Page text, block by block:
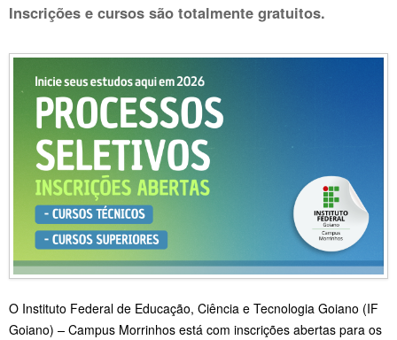
Inscrições e cursos são totalmente gratuitos.
O Instituto Federal de Educação, Ciência e Tecnologia Goiano (IF
Goiano) – Campus Morrinhos está com inscrições abertas para os